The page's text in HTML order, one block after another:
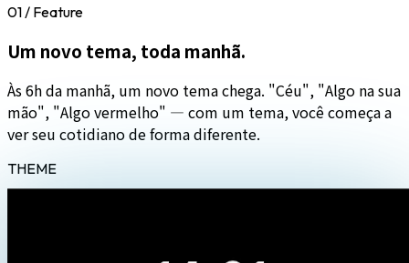
01 / Feature
Um novo tema, toda manhã.
Às 6h da manhã, um novo tema chega. "Céu", "Algo na sua
mão", "Algo vermelho" — com um tema, você começa a
ver seu cotidiano de forma diferente.
THEME